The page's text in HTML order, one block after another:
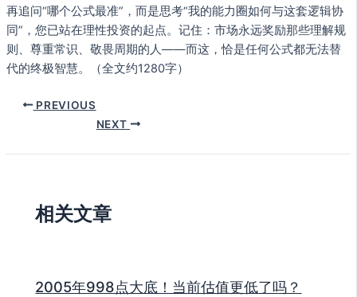
再追问“哪个公式最准”，而是思考“我的能力圈如何与这套逻辑协
同”，您已站在理性投资的起点。记住：市场永远奖励那些理解规
则、尊重常识、敬畏周期的人——而这，恰是任何公式都无法替
代的终极智慧。（全文约1280字）
PREVIOUS
NEXT
相关文章
2005年998点大底！当前估值更低了吗？